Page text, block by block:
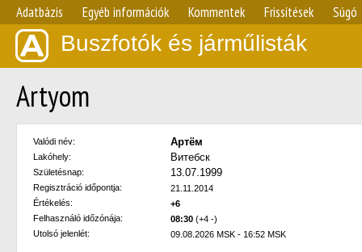
Adatbázis Egyéb információk Kommentek Frissítések Súgó
Buszfotók és járműlisták
Artyom
Valódi név: Артём
Lakóhely: Витебск
Születésnap: 13.07.1999
Regisztráció időpontja:
21.11.2014
Értékelés:
+6
Felhasználó időzónája:
08:30 (+4 -)
Utolsó jelenlét:
09.08.2026 MSK - 16:52 MSK